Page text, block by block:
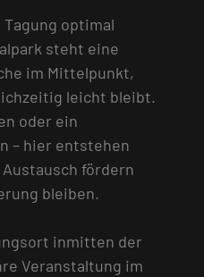
optimal
steht eine
im Mittelpunkt,
leicht bleibt.
oder ein
– hier entstehen
fördern
bleiben.
inmitten der
Veranstaltung im